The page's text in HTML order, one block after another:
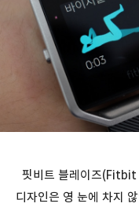
핏비트 블레이즈(Fitbit
디자인은 영 눈에 차지